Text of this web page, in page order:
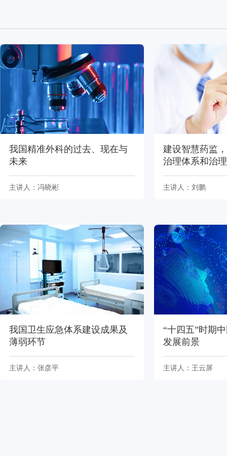
我国精准外科的过去、现在与
未来
主讲人：冯晓彬
建设智慧药监
治理体系和治
主讲人：刘鹏
我国卫生应急体系建设成果及
薄弱环节
主讲人：张彦平
“十四五”时期
发展前景
主讲人：王云屏